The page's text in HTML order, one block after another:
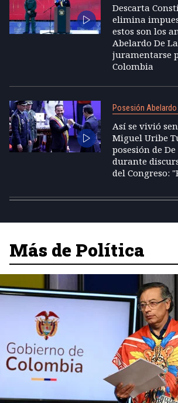
Descarta
elimina
estos son los
Abelardo De
juramentarse
Colombia
Posesión Abelardo
Así se vivió
Miguel Uribe
posesión de
durante
del Congreso:
Más de Política